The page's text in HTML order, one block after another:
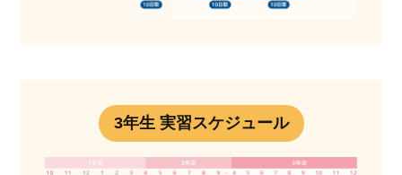
3年生 実習スケジュール